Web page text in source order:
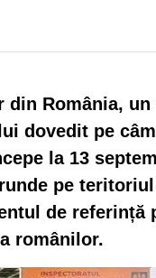
România,
dovedit pe
la 13
pe
de
românilor.